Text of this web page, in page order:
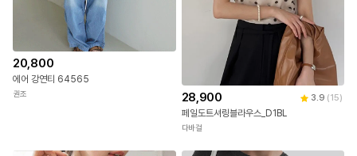
20,800
에어 강연티 64565
권조 28,900 3.9 (15)
페일도트셔링블라우스_D1BL
다바걸